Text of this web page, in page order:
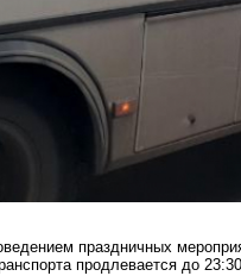
праздничных
продлевается до